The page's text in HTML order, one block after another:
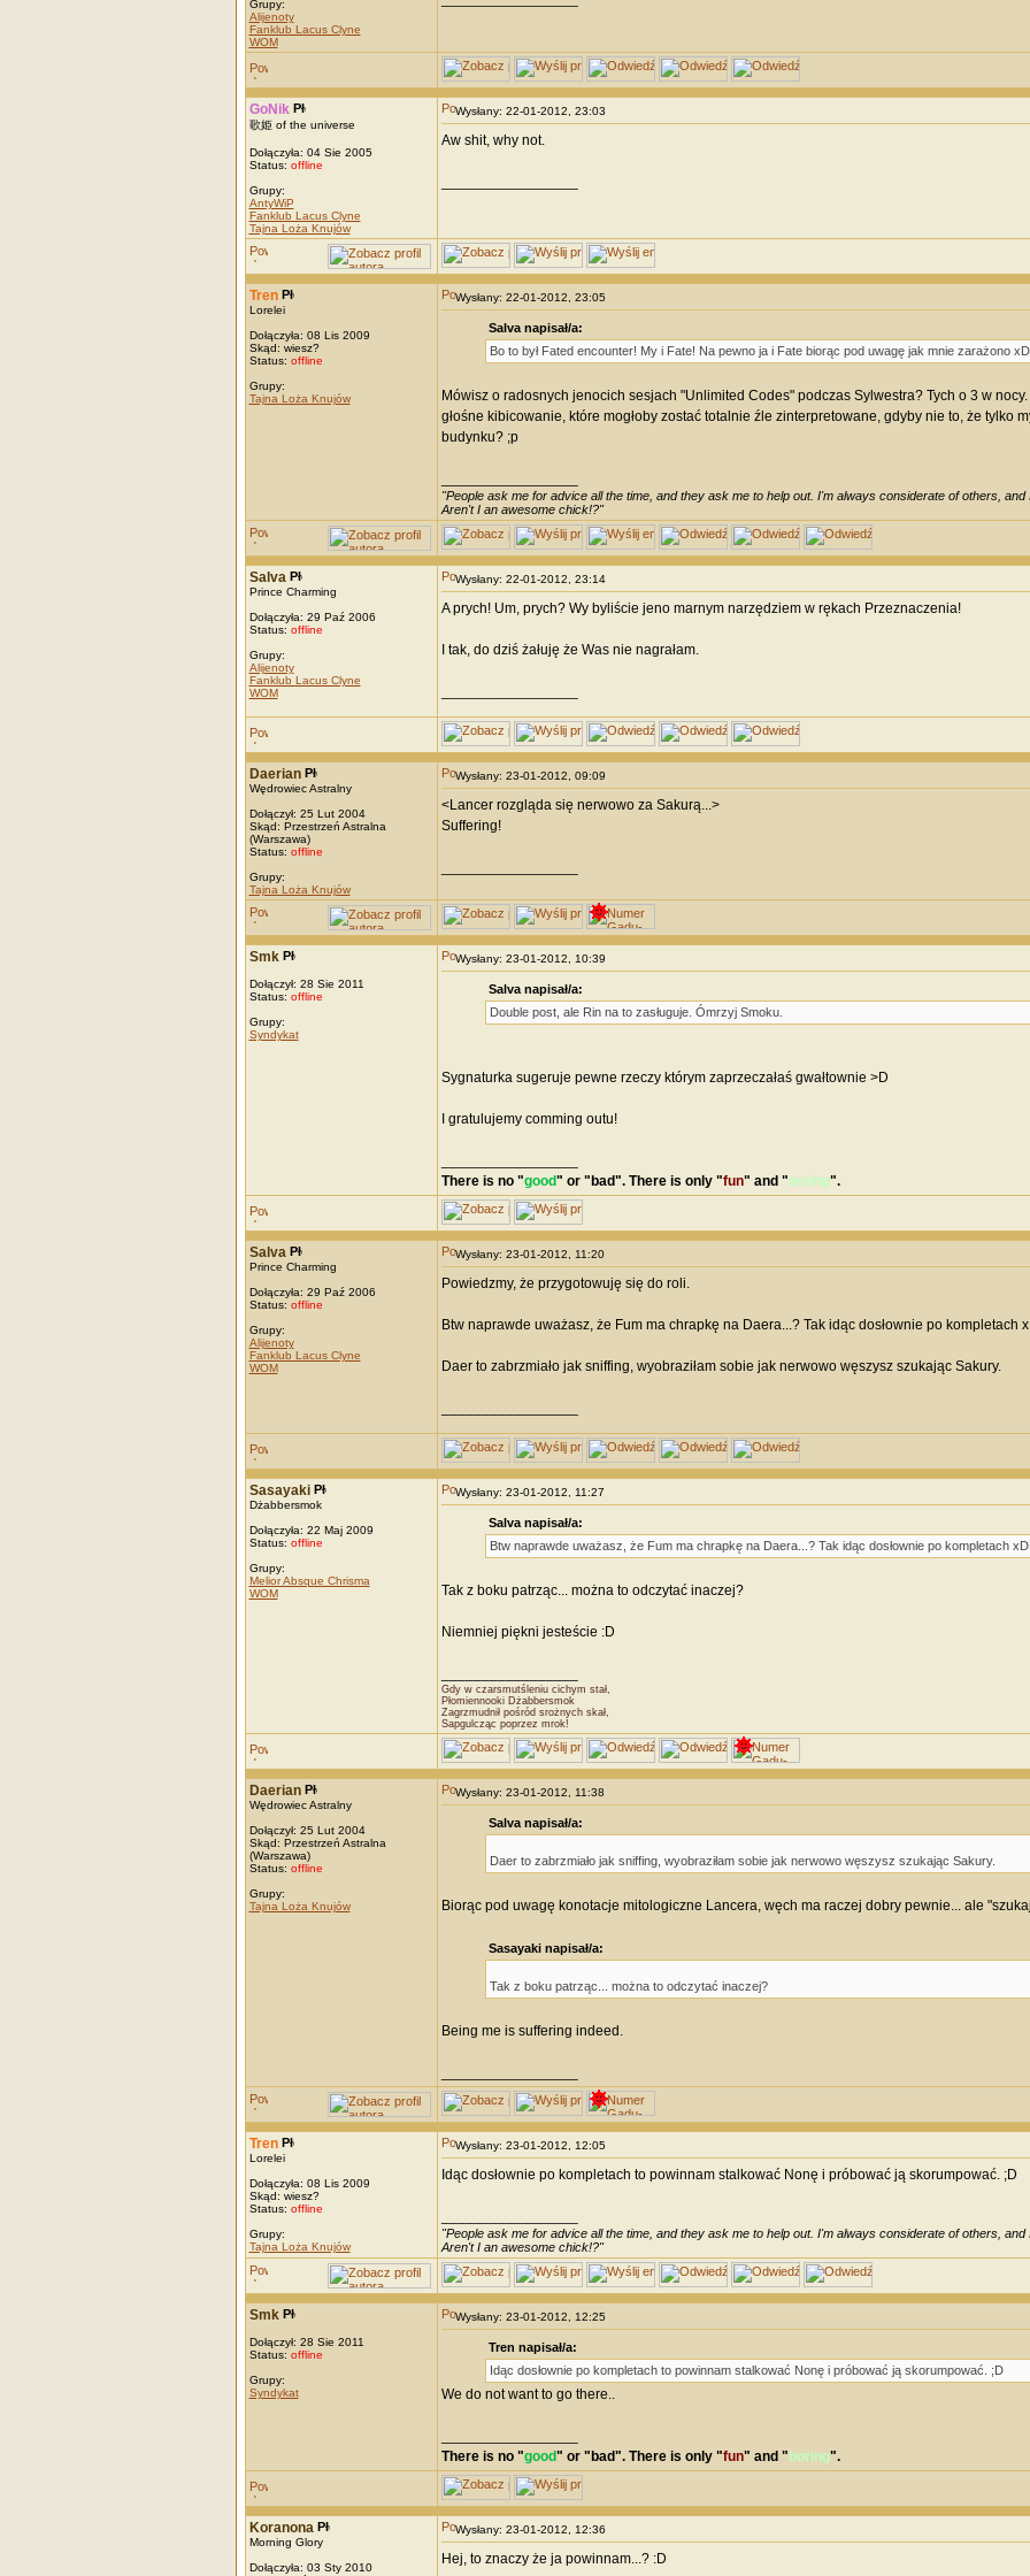
Grupy:
Alijenoty
Fanklub Lacus Clyne
WOM
GoNik
歌姫 of the universe
Dołączyła: 04 Sie 2005
Status: offline
Grupy:
AntyWiP
Fanklub Lacus Clyne
Tajna Loża Knujów
Wysłany: 22-01-2012, 23:03
Aw shit, why not.
Tren
Lorelei
Dołączyła: 08 Lis 2009
Skąd: wiesz?
Status: offline
Grupy:
Tajna Loża Knujów
Wysłany: 22-01-2012, 23:05
Salva napisał/a:
Bo to był Fated encounter! My i Fate! Na pewno ja i Fate biorąc pod uwagę jak mnie zarażono xD
Mówisz o radosnych jenocich sesjach "Unlimited Codes" podczas Sylwestra? Tych o 3 w
głośne kibicowanie, które mogłoby zostać totalnie źle zinterpretowane, gdyby nie to, że tylko
budynku? ;p
"People ask me for advice all the time, and they ask me to help out. I'm always considerate of others,
Aren't I an awesome chick!?"
Salva
Prince Charming
Dołączyła: 29 Paź 2006
Status: offline
Grupy:
Alijenoty
Fanklub Lacus Clyne
WOM
Wysłany: 22-01-2012, 23:14
A prych! Um, prych? Wy byliście jeno marnym narzędziem w rękach Przeznaczenia!
I tak, do dziś żałuję że Was nie nagrałam.
Daerian
Wędrowiec Astralny
Dołączył: 25 Lut 2004
Skąd: Przestrzeń Astralna
(Warszawa)
Status: offline
Grupy:
Tajna Loża Knujów
Wysłany: 23-01-2012, 09:09
<Lancer rozgląda się nerwowo za Sakurą...>
Suffering!
Smk
Dołączył: 28 Sie 2011
Status: offline
Grupy:
Syndykat
Wysłany: 23-01-2012, 10:39
Salva napisał/a:
Double post, ale Rin na to zasługuje. Ómrzyj Smoku.
Sygnaturka sugeruje pewne rzeczy którym zaprzeczałaś gwałtownie >D
I gratulujemy comming outu!
There is no "good" or " bad". There is only "fun" and " boring".
Salva
Prince Charming
Dołączyła: 29 Paź 2006
Status: offline
Grupy:
Alijenoty
Fanklub Lacus Clyne
WOM
Wysłany: 23-01-2012, 11:20
Powiedzmy, że przygotowuję się do roli.
Btw naprawde uważasz, że Fum ma chrapkę na Daera...? Tak idąc dosłownie po kompletach
Daer to zabrzmiało jak sniffing, wyobraziłam sobie jak nerwowo węszysz szukając Sakury.
Sasayaki
Dżabbersmok
Dołączyła: 22 Maj 2009
Status: offline
Grupy:
Melior Absque Chrisma
WOM
Wysłany: 23-01-2012, 11:27
Salva napisał/a:
Btw naprawde uważasz, że Fum ma chrapkę na Daera...? Tak idąc dosłownie po kompletach
Tak z boku patrząc... można to odczytać inaczej?
Niemniej piękni jesteście :D
Gdy w czarsmutśleniu cichym stał,
Płomiennooki Dżabbersmok
Zagrzmudnił pośród srożnych skał,
Sapgulcząc poprzez mrok!
Daerian
Wędrowiec Astralny
Dołączył: 25 Lut 2004
Skąd: Przestrzeń Astralna
(Warszawa)
Status: offline
Grupy:
Tajna Loża Knujów
Wysłany: 23-01-2012, 11:38
Salva napisał/a:
Daer to zabrzmiało jak sniffing, wyobraziłam sobie jak nerwowo węszysz szukając Sakury.
Biorąc pod uwagę konotacje mitologiczne Lancera, węch ma raczej dobry pewnie... ale
Sasayaki napisał/a:
Tak z boku patrząc... można to odczytać inaczej?
Being me is suffering indeed.
Tren
Lorelei
Dołączyła: 08 Lis 2009
Skąd: wiesz?
Status: offline
Grupy:
Tajna Loża Knujów
Wysłany: 23-01-2012, 12:05
Idąc dosłownie po kompletach to powinnam stalkować Nonę i próbować ją skorumpować. ;D
"People ask me for advice all the time, and they ask me to help out. I'm always considerate of others,
Aren't I an awesome chick!?"
Smk
Dołączył: 28 Sie 2011
Status: offline
Grupy:
Syndykat
Wysłany: 23-01-2012, 12:25
Tren napisał/a:
Idąc dosłownie po kompletach to powinnam stalkować Nonę i próbować ją skorumpować. ;D
We do not want to go there..
There is no "good" or " bad". There is only "fun" and " boring".
Koranona
Morning Glory
Dołączyła: 03 Sty 2010
Wysłany: 23-01-2012, 12:36
Hej, to znaczy że ja powinnam...? :D